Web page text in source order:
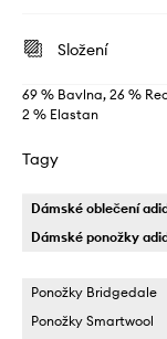
Složení
69 % Bavlna, 26 %
2 % Elastan
Tagy
Dámské oblečení
Dámské ponožky
Ponožky Bridgedale
Ponožky Smartwool